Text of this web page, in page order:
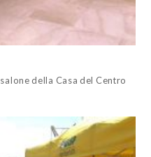
della Casa del Centro